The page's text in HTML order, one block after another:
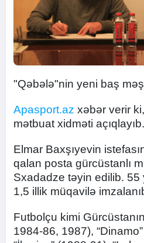
"Qəbələ"nin yeni baş
Apasport.az xəbər verir
mətbuat xidməti açıqlayıb.
Elmar Baxşıyevin
qalan posta gürcüstanlı
Sxadadze təyin edilib. 55
1,5 illik müqavilə
Futbolçu kimi
1984-86, 1987),